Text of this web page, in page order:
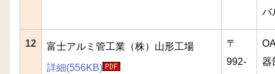
バ
12 富士アルミ管工業（株）山形工場
詳細(556KB)
〒
992-
器